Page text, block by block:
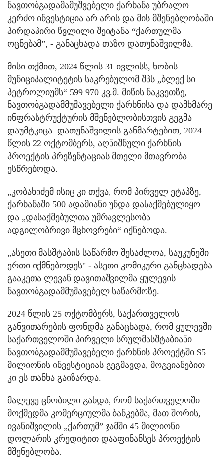
ნავთობგადამამუშვებელი ქარხანა უბრალო
კერძო ინვესტიცია არ არის და მის მშენებლობაში
პირდაპირი წვლილი შეიტანა “ქართულმა
ოცნებამ”, - განაცხადა თაზო დათუნაშვილმა.
მისი თქმით, 2024 წლის 31 ივლისს, ხობის
მუნიციპალიტეტის საკრებულომ შპს „ბლექ სი
პეტროლიუმს“ 599 970 კვ.მ. მიწის ნაკვეთზე,
ნავთობგადამმუშავებელი ქარხნისა და დამხმარე
ინფრასტრუქტურის მშენებლობისთვის გეგმა
დაუმტკიცა. დათუნაშვილის განმარტებით, 2024
წლის 22 ოქტომბერს, აღნიშნული ქარხნის
პროექტის პრეზენტაციას მთელი მთავრობა
ესწრებოდა.
„კობახიძემ ისიც კი თქვა, რომ პირველ ეტაპზე,
ქარხანაში 500 ადამიანი უნდა დასაქმებულიყო
და „დასაქმებულთა უმრავლესობა
ადგილობრივი მცხოვრები“ იქნებოდა.
„ასეთი მასშტაბის საწარმო შესაძლოა, საუკუნეში
ერთი იქმნებოდეს" - ასეთი კომიკური განცხადება
გააკეთა ლევან დავითაშვილმა ყულევის
ნავთობგადამმუშავებელ საწარმოზე.
2024 წლის 25 ოქტომბერს, საქართველოს
განვითარების ფონდმა განაცხადა, რომ ყულევში
საქართველოში პირველი სრულმასშტაბიანი
ნავთობგადამმუშავებელი ქარხნის პროექტში $5
მილიონის ინვესტიციას გეგმავდა, მოგვიანებით
კი ეს თანხა გაიზარდა.
მალევე ცნობილი გახდა, რომ საქართველოში
მოქმედმა კომერციულმა ბანკებმა, მათ შორის,
ივანიშვილის „ქართუმ” ჯამში 45 მილიონი
დოლარის კრედიტით დააფინანსეს პროექტის
მშენებლობა.